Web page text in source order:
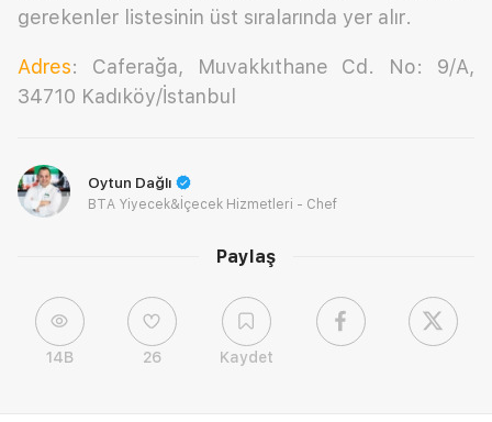
Paylaş
14B 26 Kaydet
gerekenler listesinin üst sıralarında yer alır.
Adres: Caferağa, Muvakkıthane Cd. No: 9/A,
34710 Kadıköy/İstanbul
Oytun Dağlı
BTA Yiyecek&İçecek Hizmetleri - Chef